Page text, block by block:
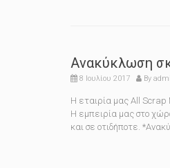
Ανακύκλωση
8 Ιουλίου 2017 By
Η εταιρία μας All Scrap
Η εμπειρία μας στο
και σε οτιδήποτε.